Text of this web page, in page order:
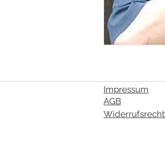
Impressum
AGB
Widerrufsrecht